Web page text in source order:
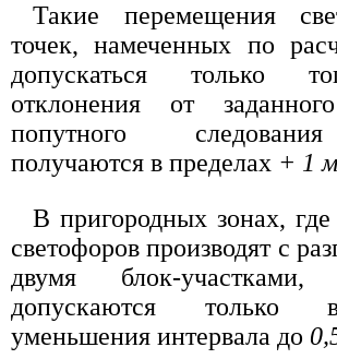
Такие перемещения
точек, намеченных по
допускаться только
отклонения от
попутного
получаются в пределах + 1
В пригородных зонах, где
светофоров производят с
двумя блок-участками,
допускаются только
уменьшения интервала до